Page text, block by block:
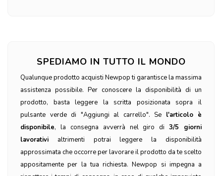
SPEDIAMO IN TUTTO IL MONDO
Qualunque prodotto acquisti Newpop ti garantisce la massima
assistenza possibile. Per conoscere la disponibilità di un
prodotto, basta leggere la scritta posizionata sopra il
pulsante verde di "Aggiungi al carrello". Se l'articolo è
disponibile, la consegna avverrà nel giro di3/5 giorni
lavorativi altrimenti potrai leggere la disponibilità
approssimata che occorre per lavorare il prodotto da te scelto
appositamente per la tua richiesta. Newpop si impegna a